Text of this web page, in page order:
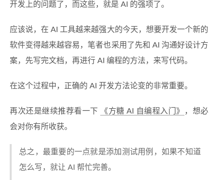
开发上的问题了，而这些，就是 AI 的强项了。
应该说，在 AI 工具越来越强大的今天，想要开发一个新的
软件变得越来越容易，笔者也采用了先和 AI 沟通好设计方
案，先写完文档，再进行 AI 编程的方法，来写代码。
在这个过程中，正确的 AI 开发方法论变的非常重要。
再次还是继续推荐看一下 《方糖 AI 自编程入门》
，想必
会对你有所收获。
总之，最重要的一点就是添加测试用例，如果不知道
怎么写，就让 AI 帮忙完善。